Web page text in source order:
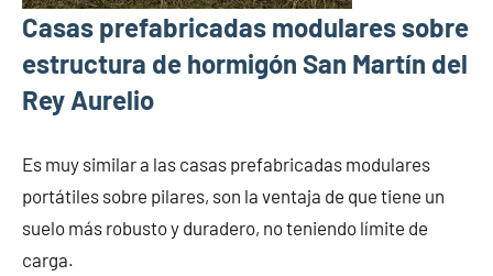
Casas prefabricadas modulares sobre
estructura de hormigón San Martín del
Rey Aurelio
Es muy similar a las casas prefabricadas modulares
portátiles sobre pilares, son la ventaja de que tiene un
suelo más robusto y duradero, no teniendo límite de
carga.